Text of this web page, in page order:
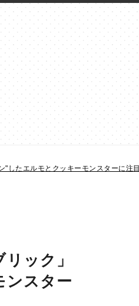
したエルモとクッキーモンスターに注目
ック」
ンスター